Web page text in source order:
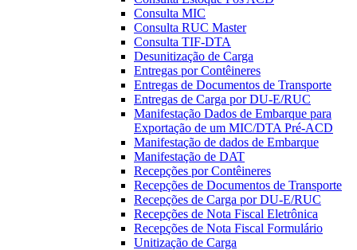
Consulta MIC
Consulta RUC Master
Consulta TIF-DTA
Desunitização de Carga
Entregas por Contêineres
Entregas de Documentos de Transporte
Entregas de Carga por DU-E/RUC
Manifestação Dados de Embarque para
Exportação de um MIC/DTA Pré-ACD
Manifestação de dados de Embarque
Manifestação de DAT
Recepções por Contêineres
Recepções de Documentos de Transporte
Recepções de Carga por DU-E/RUC
Recepções de Nota Fiscal Eletrônica
Recepções de Nota Fiscal Formulário
Unitização de Carga